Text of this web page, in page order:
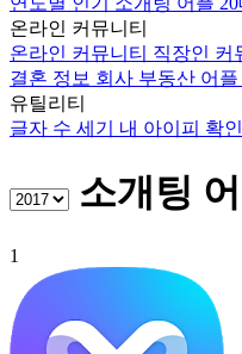
온라인 커뮤니티
온라인 커뮤니티 직장인 커
결혼 정보 회사 부동산 어플
유틸리티
글자 수 세기 내 아이피 확인
소개팅
1